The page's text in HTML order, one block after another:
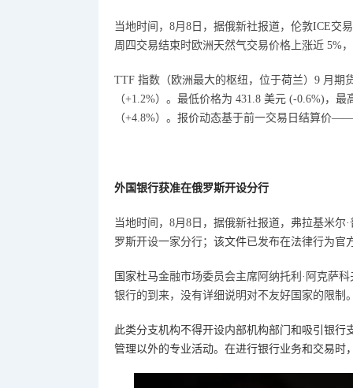
当地时间， 8月8日，据俄新社报道，伦敦ICE交
周四交易结束时欧洲天然气交易价格上涨近 5%
TTF 指数（欧洲最大的枢纽，位于荷兰） 9 月期
（+1.2%）。最低价格为 431.8 美元 (-0.6%)，
（+4.8%）。报价动态基于前一交易日结算价
外国银行获准在俄罗斯开设分行
当地时间， 8月8日，据俄新社报道，弗拉基米尔
罗斯开设一家分行； 该文件已发布在法律行为官
国家杜马金融市场委员会主席阿纳托利 ·阿克萨科
银行的到来，没有详细说明对不友好国家的限制
此类分支机构不得开设内部机构部门和吸引银
管理以外的专业活动。在进行银行业务和交易时